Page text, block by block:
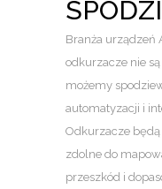
Branża urządzeń
odkurzacze nie
możemy
automatyzacji i
Odkurzacze
zdolne do
przeszkód i